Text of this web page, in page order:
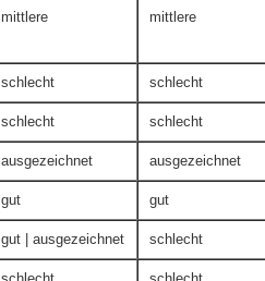
mittlere mittlere
schlecht schlecht
schlecht schlecht
ausgezeichnet ausgezeichnet
gut gut
gut | ausgezeichnet schlecht